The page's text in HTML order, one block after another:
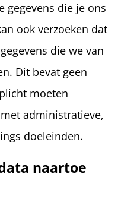
gegevens die je ons
ook verzoeken dat
die we van
Dit bevat geen
moeten
administratieve,
doeleinden.
naartoe